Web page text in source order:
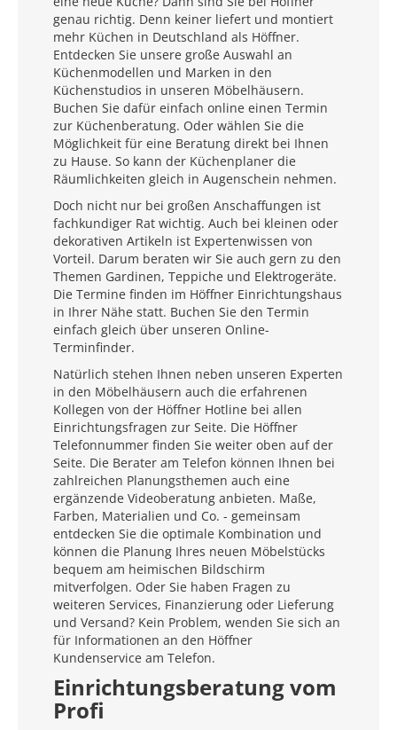
genau richtig. Denn keiner liefert und montiert
mehr Küchen in Deutschland als Höffner.
Entdecken Sie unsere große Auswahl an
Küchenmodellen und Marken in den
Küchenstudios in unseren Möbelhäusern.
Buchen Sie dafür einfach online einen Termin
zur Küchenberatung. Oder wählen Sie die
Möglichkeit für eine Beratung direkt bei Ihnen
zu Hause. So kann der Küchenplaner die
Räumlichkeiten gleich in Augenschein nehmen.
Doch nicht nur bei großen Anschaffungen ist
fachkundiger Rat wichtig. Auch bei kleinen oder
dekorativen Artikeln ist Expertenwissen von
Vorteil. Darum beraten wir Sie auch gern zu den
Themen Gardinen, Teppiche und Elektrogeräte.
Die Termine finden im Höffner Einrichtungshaus
in Ihrer Nähe statt. Buchen Sie den Termin
einfach gleich über unseren Online-
Terminfinder.
Natürlich stehen Ihnen neben unseren Experten
in den Möbelhäusern auch die erfahrenen
Kollegen von der Höffner Hotline bei allen
Einrichtungsfragen zur Seite. Die Höffner
Telefonnummer finden Sie weiter oben auf der
Seite. Die Berater am Telefon können Ihnen bei
zahlreichen Planungsthemen auch eine
ergänzende Videoberatung anbieten. Maße,
Farben, Materialien und Co. - gemeinsam
entdecken Sie die optimale Kombination und
können die Planung Ihres neuen Möbelstücks
bequem am heimischen Bildschirm
mitverfolgen. Oder Sie haben Fragen zu
weiteren Services, Finanzierung oder Lieferung
und Versand? Kein Problem, wenden Sie sich an
für Informationen an den Höffner
Kundenservice am Telefon.
Einrichtungsberatung vom
Profi